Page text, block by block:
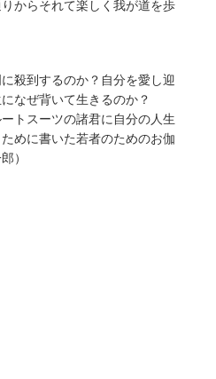
からそれて楽しく我が道を歩
殺到するのか？自分を愛し迎
なぜ背いて生きるのか？
トスーツの諸君に自分の人生
めに書いた若者のためのお伽
）